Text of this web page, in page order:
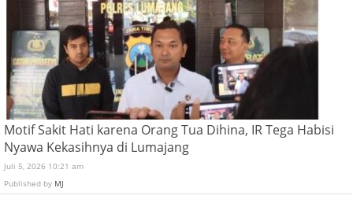
Motif Sakit Hati karena Orang Tua Dihina, IR Tega Habisi
Nyawa Kekasihnya di Lumajang
Juli 5, 2026 10:21 am
Published by MJ